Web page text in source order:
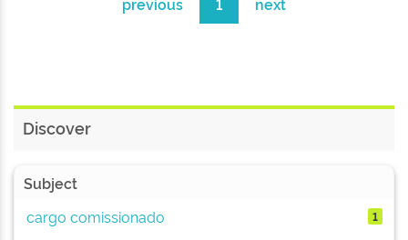
Discover
Subject
cargo comissionado
1